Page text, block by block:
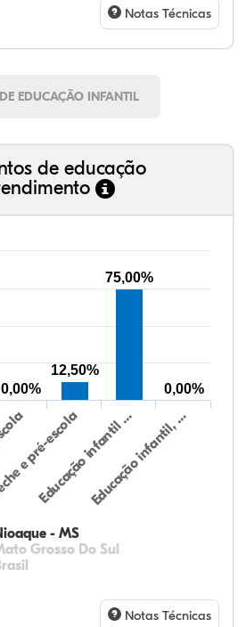
Notas Técnicas
EDUCAÇÃO INFANTIL
de educação
- MS
Grosso Do Sul
e pré-escola
Educação infantil …
Educação infantil, …
0,00%
12,50%
75,00%
0,00%
Notas Técnicas